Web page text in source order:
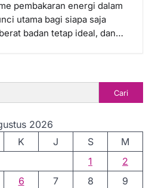
pembakaran energi dalam
utama bagi siapa saja
badan tetap ideal, dan…
Cari
2026
K J S
M
1
2
6 7 8
9